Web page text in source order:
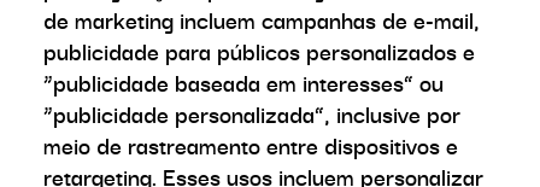
de marketing incluem campanhas de e-mail,
publicidade para públicos personalizados e
“publicidade baseada em interesses” ou
“publicidade personalizada”, inclusive por
meio de rastreamento entre dispositivos e
retargeting. Esses usos incluem personalizar